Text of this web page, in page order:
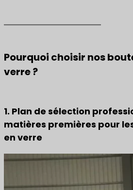
Pourquoi choisir nos
verre ?
1. Plan de sélection
matières premières pour
en verre